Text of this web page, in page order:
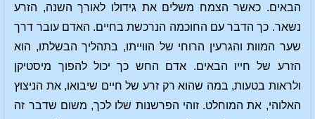
הבאים. כאשר הצמח משלים את גידולו לאורך השנה, הזרע
נשאר. כך הדבר עם החוכמה הנרכשת בחיים. האדם עובר דרך
שער המוות והגרעין הרוחי של הווייתו, בתהליך הבשלתו, הוא
הזרע של חייו הבאים. אדם החש כך יכול להפוך מיסטיקן
ולראות בטעות, במה שהוא רק זרע של חיים שיבואו, את הניצוץ
האלוהי, את המוחלט. זוהי הפרשנות שלו לכך, משום שדבר זה